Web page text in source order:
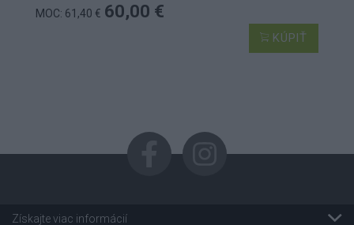
MOC: 61,40 € 60,00 €
KÚPIŤ
Získajte viac informácií